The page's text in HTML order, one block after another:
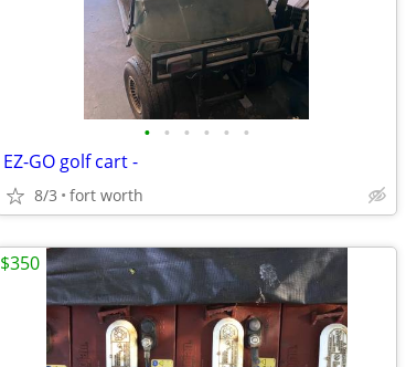
• • • • • •
EZ-GO golf cart -
8/3 fort worth
$350